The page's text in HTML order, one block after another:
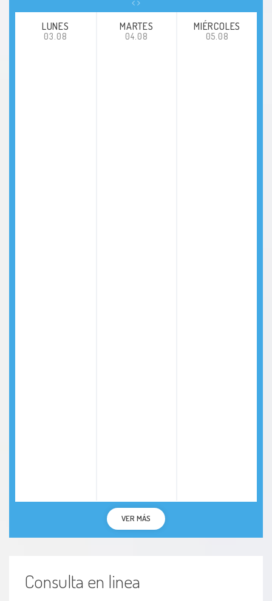
LUNES
03.08
MARTES
04.08
MIÉRCOLES
05.08
VER MÁS
Consulta en linea